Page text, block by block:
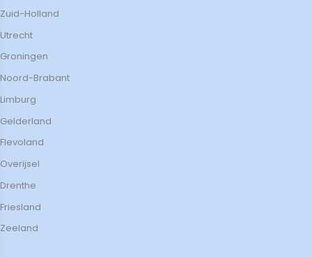
Zuid-Holland
Utrecht
Groningen
Noord-Brabant
Limburg
Gelderland
Flevoland
Overijsel
Drenthe
Friesland
Zeeland